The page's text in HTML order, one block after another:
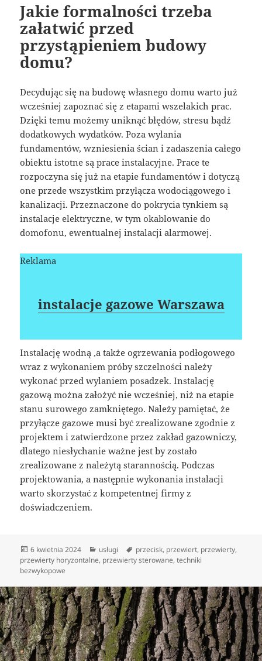
Jakie formalności trzeba
załatwić przed
przystąpieniem budowy
domu?
Decydując się na budowę własnego domu warto już
wcześniej zapoznać się z etapami wszelakich prac.
Dzięki temu możemy uniknąć błędów, stresu bądź
dodatkowych wydatków. Poza wylania
fundamentów, wzniesienia ścian i zadaszenia całego
obiektu istotne są prace instalacyjne. Prace te
rozpoczyna się już na etapie fundamentów i dotyczą
one przede wszystkim przyłącza wodociągowego i
kanalizacji. Przeznaczone do pokrycia tynkiem są
instalacje elektryczne, w tym okablowanie do
domofonu, ewentualnej instalacji alarmowej.
Reklama
instalacje gazowe Warszawa
Instalację wodną ,a także ogrzewania podłogowego
wraz z wykonaniem próby szczelności należy
wykonać przed wylaniem posadzek. Instalację
gazową można założyć nie wcześniej, niż na etapie
stanu surowego zamkniętego. Należy pamiętać, że
przyłącze gazowe musi być zrealizowane zgodnie z
projektem i zatwierdzone przez zakład gazowniczy,
dlatego niesłychanie ważne jest by zostało
zrealizowane z należytą starannością. Podczas
projektowania, a następnie wykonania instalacji
warto skorzystać z kompetentnej firmy z
doświadczeniem.
Data
publikacji
6 kwietnia 2024 Kategorie
usługi Tagi
przecisk, przewiert, przewierty,
przewierty horyzontalne, przewierty sterowane,techniki
bezwykopowe